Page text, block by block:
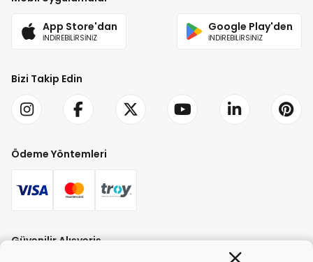
App Store'dan
İNDİREBİLİRSİNİZ
Google Play'den
İNDİREBİLİRSİNİZ
Bizi Takip Edin
Ödeme Yöntemleri
Güvenilir Alışveriş